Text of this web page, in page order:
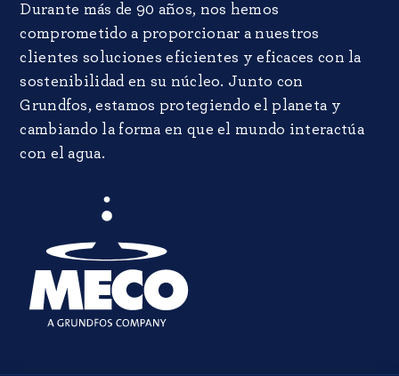
Durante más de 90 años, nos hemos
comprometido a proporcionar a nuestros
clientes soluciones eficientes y eficaces con la
sostenibilidad en su núcleo. Junto con
Grundfos, estamos protegiendo el planeta y
cambiando la forma en que el mundo interactúa
con el agua.